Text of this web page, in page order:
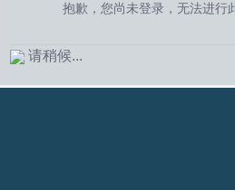
抱歉，您尚未登录，无法进行
请稍候...